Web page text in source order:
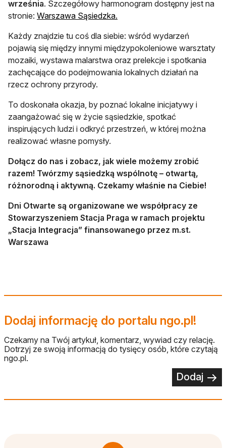
września. Szczegółowy harmonogram dostępny jest na
stronie: Warszawa Sąsiedzka.
Każdy znajdzie tu coś dla siebie: wśród wydarzeń
pojawią się między innymi międzypokoleniowe warsztaty
mozaiki, wystawa malarstwa oraz prelekcje i spotkania
zachęcające do podejmowania lokalnych działań na
rzecz ochrony przyrody.
To doskonała okazja, by poznać lokalne inicjatywy i
zaangażować się w życie sąsiedzkie, spotkać
inspirujących ludzi i odkryć przestrzeń, w której można
realizować własne pomysły.
Dołącz do nas i zobacz, jak wiele możemy zrobić
razem! Twórzmy sąsiedzką wspólnotę – otwartą,
różnorodną i aktywną. Czekamy właśnie na Ciebie!
Dni Otwarte są organizowane we współpracy ze
Stowarzyszeniem Stacja Praga w ramach projektu
„Stacja Integracja” finansowanego przez m.st.
Warszawa
Dodaj informację do portalu ngo.pl!
Czekamy na Twój artykuł, komentarz, wywiad czy relację.
Dotrzyj ze swoją informacją do tysięcy osób, które czytają
ngo.pl.
Dodaj